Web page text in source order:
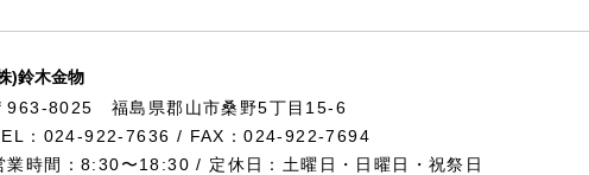
)鈴木金物
963-8025 福島県郡山市桑野5丁目15-6
：024-922-7636 / FAX：024-922-7694
業時間：8:30〜18:30 / 定休日：土曜日・日曜日・祝祭日